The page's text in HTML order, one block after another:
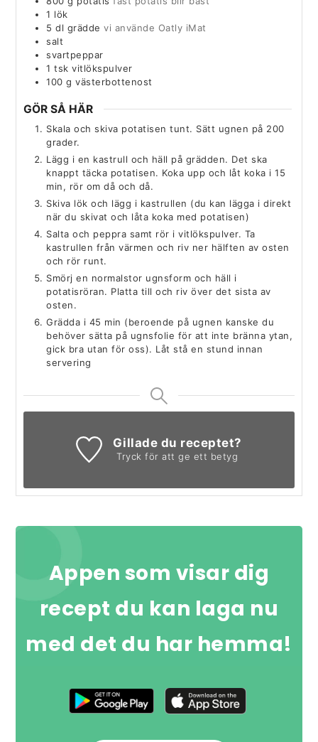
1 lök
5 dl grädde vi använde Oatly iMat
salt
svartpeppar
1 tsk vitlökspulver
100 g västerbottenost
GÖR SÅ HÄR
Skala och skiva potatisen tunt. Sätt ugnen på 200
grader.
Lägg i en kastrull och häll på grädden. Det ska
knappt täcka potatisen. Koka upp och låt koka i 15
min, rör om då och då.
Skiva lök och lägg i kastrullen (du kan lägga i direkt
när du skivat och låta koka med potatisen)
Salta och peppra samt rör i vitlökspulver. Ta
kastrullen från värmen och riv ner hälften av osten
och rör runt.
Smörj en normalstor ugnsform och häll i
potatisröran. Platta till och riv över det sista av
osten.
Grädda i 45 min (beroende på ugnen kanske du
behöver sätta på ugnsfolie för att inte bränna ytan,
gick bra utan för oss). Låt stå en stund innan
servering
Gillade du receptet?
Tryck för att ge ett betyg
Appen som visar dig
recept du kan laga nu
med det du har hemma!